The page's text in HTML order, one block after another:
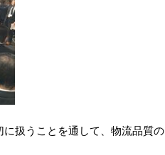
に扱うことを通して、物流品質の